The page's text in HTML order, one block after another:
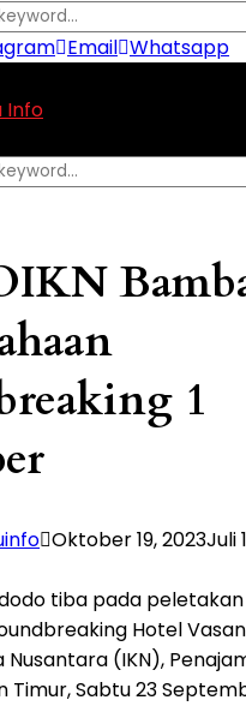
Email Whatsapp
1
Oktober 19, 2023Juli
tiba pada
Hotel
Nusantara (IKN),
Timur, Sabtu 23